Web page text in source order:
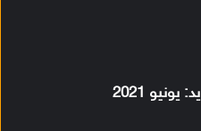
2021